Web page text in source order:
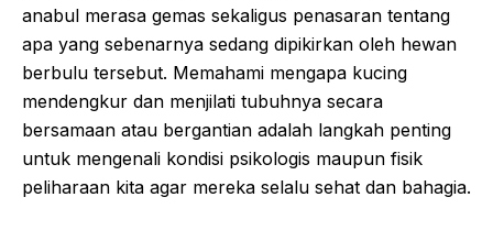
anabul merasa gemas sekaligus penasaran tentang
apa yang sebenarnya sedang dipikirkan oleh hewan
berbulu tersebut. Memahami mengapa kucing
mendengkur dan menjilati tubuhnya secara
bersamaan atau bergantian adalah langkah penting
untuk mengenali kondisi psikologis maupun fisik
peliharaan kita agar mereka selalu sehat dan bahagia.